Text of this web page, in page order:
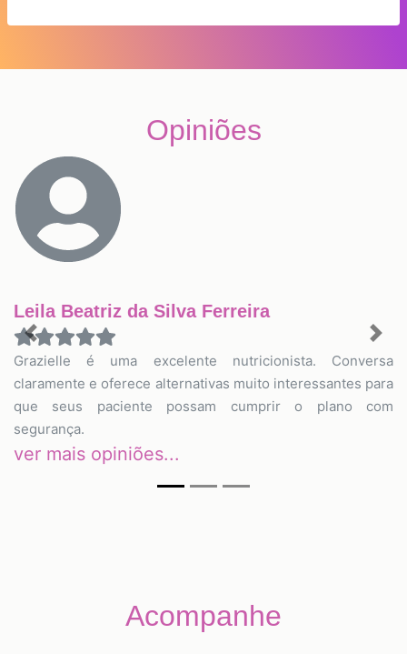
Opiniões
Leila Beatriz da Silva Ferreira
Grazielle é uma excelente nutricionista. Conversa
claramente e oferece alternativas muito interessantes para
que seus paciente possam cumprir o plano com
segurança.
ver mais opiniões...
Previous Next
Acompanhe